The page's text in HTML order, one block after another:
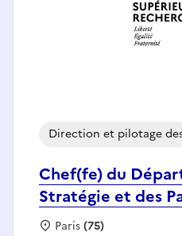
Chef(fe) du
Stratégie et des
Direction et pilotage
Localisation :
Paris(75)